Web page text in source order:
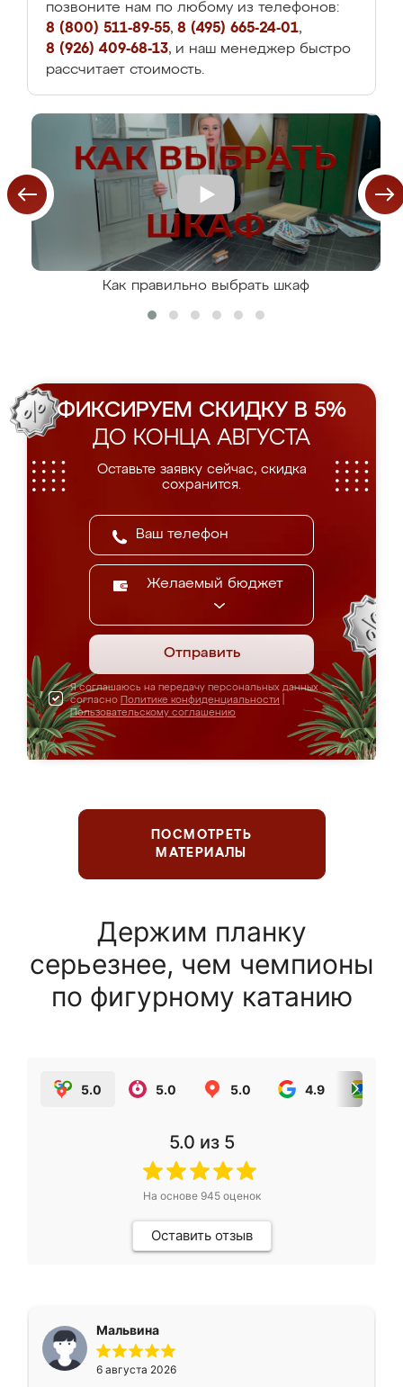
позвоните нам по любому из телефонов:
8 (800) 511-89-55, 8 (495) 665-24-01,
8 (926) 409-68-13, и наш менеджер быстро
рассчитает стоимость.
Как правильно выбрать шкаф
ФИКСИРУЕМ СКИДКУ В 5%
ДО КОНЦА АВГУСТА
Оставьте заявку сейчас, скидка
сохранится.
Желаемый бюджет
Отправить
Я соглашаюсь на передачу персональных данных
согласно Политике конфиденциальности
Пользовательскому соглашению
ПОСМОТРЕТЬ
МАТЕРИАЛЫ
Держим планку
серьезнее, чем чемпионы
по фигурному катанию
5.0 5.0 5.0 4.9
5.0 из 5
На основе 945оценок
Оставить отзыв
Мальвина
6 августа 2026